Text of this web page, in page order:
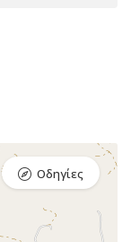
Οδηγίες